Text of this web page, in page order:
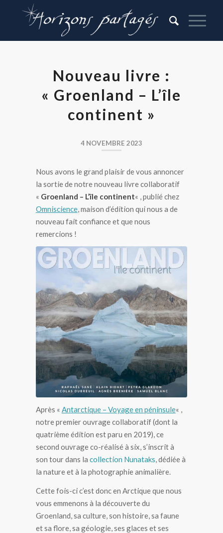
Nouveau livre :
« Groenland – L’île
continent »
4 NOVEMBRE 2023
Nous avons le grand plaisir de vous annoncer
la sortie de notre nouveau livre collaboratif
« Groenland – L’île continent« , publié chez
Omniscience, maison d’édition qui nous a de
nouveau fait confiance et que nous
remercions !
Livre « Groenland – L’île continent »
Après « Antarctique – Voyage en péninsule« ,
notre premier ouvrage collaboratif (dont la
quatrième édition est paru en 2019), ce
second ouvrage co-réalisé à six, s’inscrit à
son tour dans la collection Nunataks, dédiée à
la nature et à la photographie animalière.
Cette fois-ci c’est donc en Arctique que nous
vous emmenons à la découverte du
Groenland, sa culture, son histoire, sa faune
et sa flore, sa géologie, ses glaces et ses